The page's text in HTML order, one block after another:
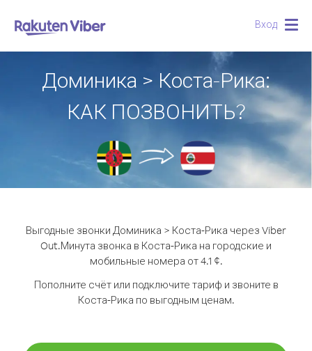
Вход
Доминика > Коста-Рика:
КАК ПОЗВОНИТЬ?
Выгодные звонки Доминика > Коста-Рика через Viber
Out.Минута звонка в Коста-Рика на городские и
мобильные номера от 4.1 ¢.
Пополните счёт или подключите тариф и звоните в
Коста-Рика по выгодным ценам.